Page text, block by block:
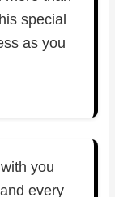
special
as you
you
every